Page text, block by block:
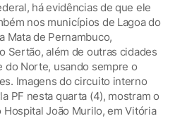
há evidências de que ele
nos municípios de Lagoa do
Mata de Pernambuco,
Sertão, além de outras cidades
do Norte, usando sempre o
Imagens do circuito interno
PF nesta quarta (4), mostram o
João Murilo, em Vitória